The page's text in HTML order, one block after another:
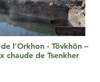
l'Orkhon - Tövkhön –
chaude de Tsenkher